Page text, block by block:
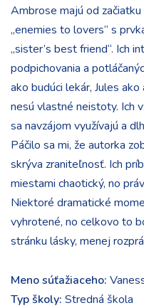
Ambrose majú od
„enemies to lovers“ s
„sister’s best friend“. Ich
podpichovania a
ako budúci lekár, Jules
nesú vlastné neistoty. Ich
sa navzájom využívajú a
Páčilo sa mi, že autorka
skrýva zraniteľnosť. Ich
miestami chaotický, no
Niektoré dramatické
vyhrotené, no celkovo to
stránku lásky, menej
Meno súťažiaceho:
Typ školy: Stredná škola